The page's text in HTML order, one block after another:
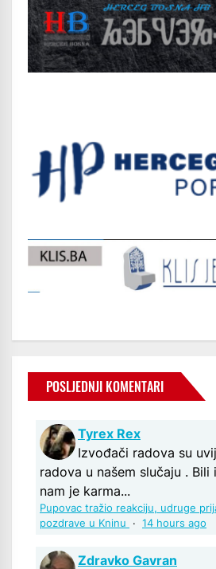
POSLJEDNJI KOMENTARI
Tyrex Rex
Izvođači radova su
radova u našem slučaju . Bili
nam je karma...
Pupovac tražio reakciju, udruge
pozdrave u Kninu
· 14 hours ago
Zdravko Gavran